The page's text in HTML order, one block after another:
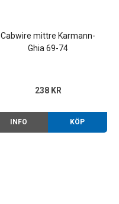
Cabwire mittre Karmann-
Ghia 69-74
238 KR
INFO KÖP